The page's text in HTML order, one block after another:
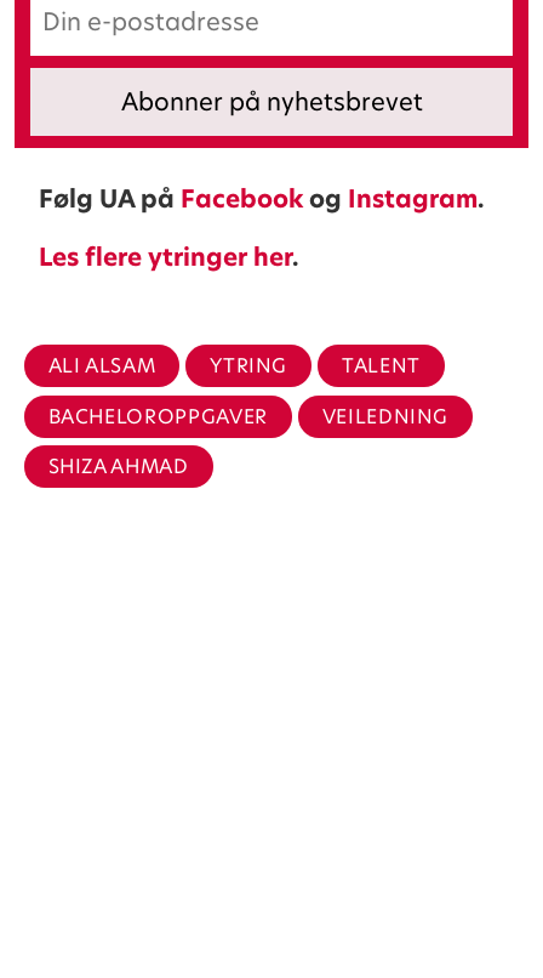
Følg UA på Facebookog Instagram.
Les flere ytringer her.
ALI ALSAM YTRING
TALENT
BACHELOROPPGAVER
VEILEDNING
SHIZA AHMAD